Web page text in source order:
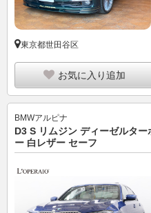
東京都世田谷区
お気に入り追加
BMWアルピナ
D3 S リムジン ディーゼルタ
ー 白レザー セーフ